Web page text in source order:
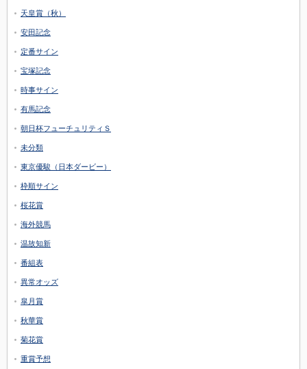
天皇賞（秋）
安田記念
定番サイン
宝塚記念
時事サイン
有馬記念
朝日杯フューチュリティＳ
未分類
東京優駿（日本ダービー）
枠順サイン
桜花賞
海外競馬
温故知新
番組表
異常オッズ
皐月賞
秋華賞
菊花賞
重賞予想